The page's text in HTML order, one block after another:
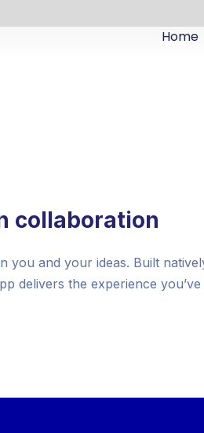
Home
collaboration
you and your ideas. Built
delivers the experience you’ve